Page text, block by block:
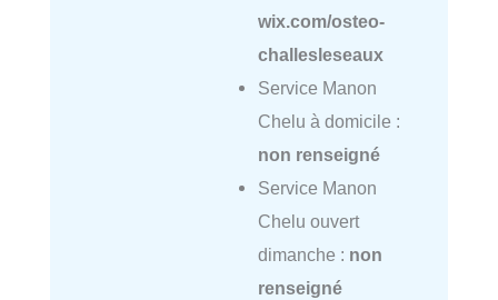
wix.com/osteo-
challesleseaux
Service Manon
Chelu à domicile :
non renseigné
Service Manon
Chelu ouvert
dimanche : non
renseigné